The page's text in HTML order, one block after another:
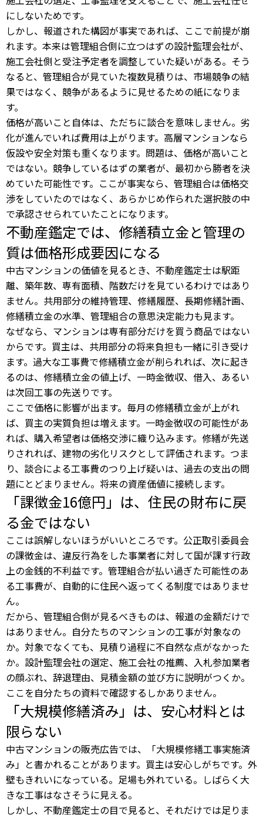
にしないためです。
しかし、報道された構図が事実であれば、ここで前提が崩
れます。本来は管理組合側に立つはずの設計監理会社が、
施工会社側と受注予定者を調整していた疑いがある。そう
なると、管理組合が見ていた複数見積りは、市場競争の結
果ではなく、競争があるように見せるための紙になりま
す。
価格が高いこと自体は、ただちに談合を意味しません。劣
化が進んでいれば費用は上がります。高層マンションなら
仮設や安全対策も重くなります。問題は、価格が高いこと
ではない。競争しているはずの業者が、最初から勝者を決
めていた可能性です。ここが事実なら、管理組合は価格交
渉をしていたのではなく、あらかじめ作られた選択肢の中
で承認させられていたことになります。
不動産鑑定では、修繕積立金と管理の
質は価格形成要因になる
中古マンションの価値を見るとき、不動産鑑定士は駅距
離、築年数、専有面積、階数だけを見ているわけではあり
ません。共用部分の維持管理、修繕履歴、長期修繕計画、
修繕積立金の水準、管理組合の意思決定能力も見ます。
なぜなら、マンションは専有部分だけを買う商品ではない
からです。買主は、共用部分の将来負担も一緒に引き受け
ます。過大な工事費で修繕積立金が削られれば、次に起き
るのは、修繕積立金の値上げ、一時金徴収、借入、あるい
は次回工事の先送りです。
ここで価格に影響が出ます。毎月の修繕積立金が上がれ
ば、買主の実質負担は増えます。一時金徴収の可能性があ
れば、購入希望者は価格交渉に織り込みます。修繕が先送
りされれば、建物の劣化リスクとして評価されます。つま
り、談合による工事費のつり上げ疑いは、過去の支出の問
題にとどまりません。将来の資産価値に接続します。
「課徴金16億円」は、住民の財布に戻
る金ではない
ここは誤解しないほうがいいところです。公正取引委員会
の課徴金は、違反行為をした事業者に対して国が課す行政
上の金銭的不利益です。管理組合が払い過ぎた可能性のあ
る工事費が、自動的に住民へ返ってくる制度ではありませ
ん。
だから、管理組合側が見るべきものは、報道の金額だけで
はありません。自分たちのマンションの工事が対象なの
か。対象でなくても、見積り過程に不自然な点がなかった
か。設計監理会社の選定、施工会社の推薦、入札参加業者
の顔ぶれ、辞退理由、見積金額の並び方に説明がつくか。
ここを自分たちの資料で確認するしかありません。
「大規模修繕済み」は、安心材料とは
限らない
中古マンションの販売広告では、「大規模修繕工事実施済
み」と書かれることがあります。買主は安心しがちです。外
壁もきれいになっている。足場も外れている。しばらく大
きな工事はなさそうに見える。
しかし、不動産鑑定士の目で見ると、それだけでは足りま